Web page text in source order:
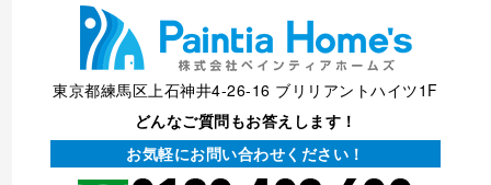
東京都練馬区上石神井4-26-16 ブリリアントハイツ1F
どんなご質問もお答えします！
お気軽にお問い合わせください！